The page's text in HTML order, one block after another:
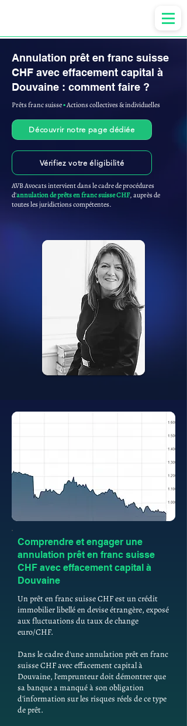
Annulation prêt en franc suisse
CHF avec effacement capital à
Douvaine : comment faire ?
Prêts franc suisse▪︎Actions collectives & individuelles
Découvrir notre page dédiée
Vérifiez votre éligibilité
AVB Avocats intervient dans le cadre de procédures
d'annulation de prêts en franc suisse CHF, auprès de
toutes les juridictions compétentes.
Comprendre et engager une
annulation prêt en franc suisse
CHF avec effacement capital à
Douvaine
Un prêt en franc suisse CHF est un crédit
immobilier libellé en devise étrangère, exposé
aux fluctuations du taux de change
euro/CHF.
Dans le cadre d'une annulation prêt en franc
suisse CHF avec effacement capital à
Douvaine, l'emprunteur doit démontrer que
sa banque a manqué à son obligation
d'information sur les risques réels de ce type
de prêt.